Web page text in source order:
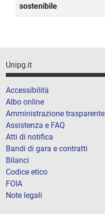
sostenibile
Unipg.it
Accessibilità
Albo online
Amministrazione trasparente
Assistenza e FAQ
Atti di notifica
Bandi di gara e contratti
Bilanci
Codice etico
FOIA
Note legali